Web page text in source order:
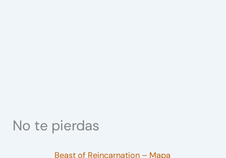
No te pierdas
Beast of Reincarnation – Mapa